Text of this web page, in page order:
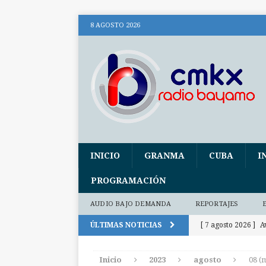
8 AGOSTO 2026
INICIO GRANMA CUBA
PROGRAMACIÓN
AUDIO BAJO DEMANDA REPORTAJES
ÚLTIMAS NOTICIAS [ 7 agosto 2026 ]
Inicio 2023 agosto 08